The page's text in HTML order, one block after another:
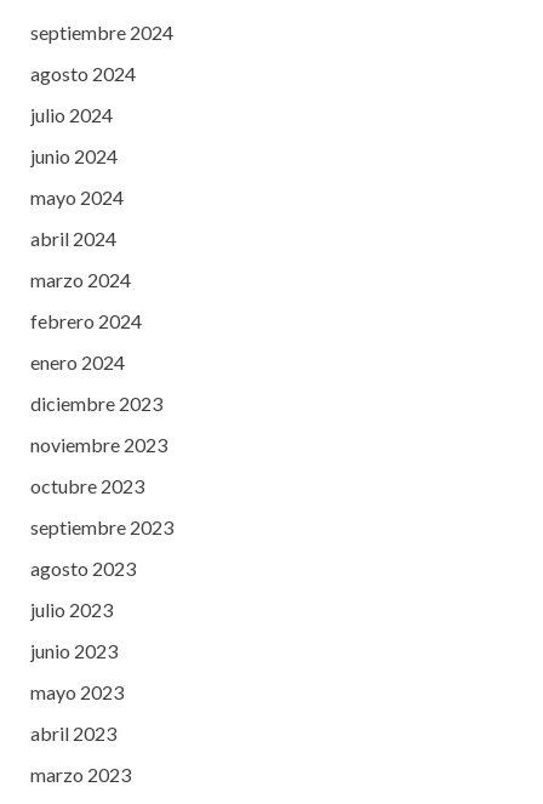
septiembre 2024
agosto 2024
julio 2024
junio 2024
mayo 2024
abril 2024
marzo 2024
febrero 2024
enero 2024
diciembre 2023
noviembre 2023
octubre 2023
septiembre 2023
agosto 2023
julio 2023
junio 2023
mayo 2023
abril 2023
marzo 2023